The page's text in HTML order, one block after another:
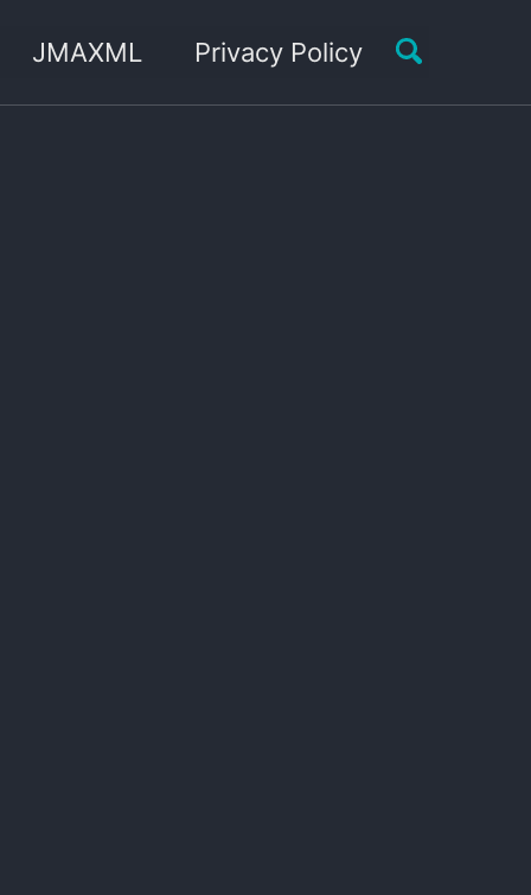
JMAXML Privacy Policy Toggle